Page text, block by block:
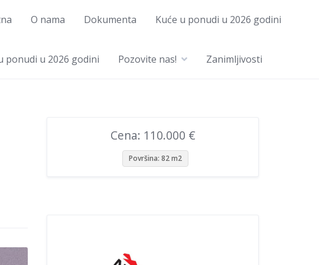
O nama Dokumenta Kuće u ponudi u 2026 godini
ponudi u 2026 godini Pozovite nas! Zanimljivosti
Cena: 110.000 €
Površina: 82 m2